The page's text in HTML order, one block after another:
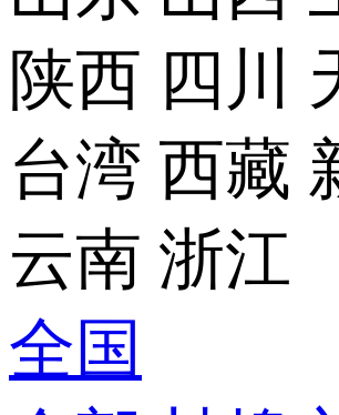
陕西 四川
台湾 西藏
云南 浙江
全国